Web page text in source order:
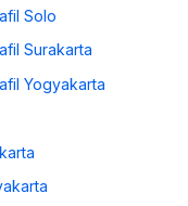
Solo
Surakarta
Yogyakarta